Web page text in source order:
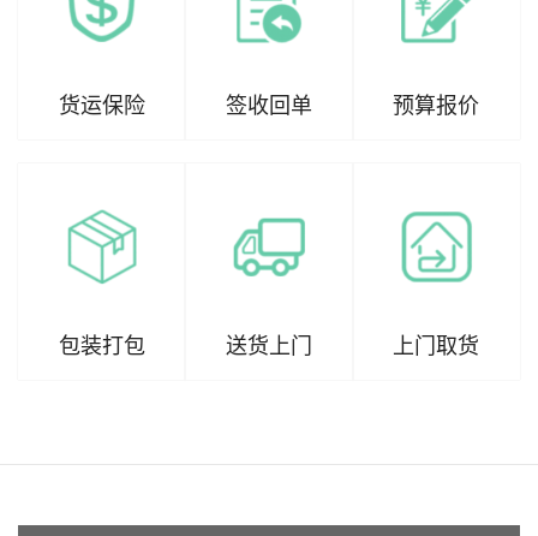
货运保险 签收回单 预算报价
包装打包 送货上门 上门取货